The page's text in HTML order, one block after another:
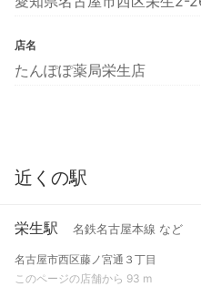
店名
たんぽぽ薬局栄生店
近くの駅
栄生駅 名鉄名古屋本線 など
名古屋市西区藤ノ宮通３丁目
このページの店舗から 93 m